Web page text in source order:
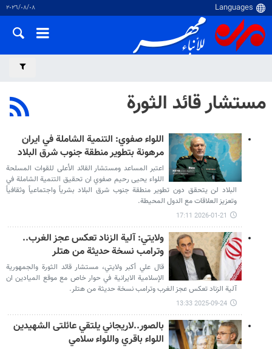
٠٨‏/٠٨‏/٢٠٢٦
مستشار قائد الثورة
اللواء صفوي: التنمية الشاملة في ايران
مرهونة بتطوير منطقة جنوب شرق البلاد
اعتبر المساعد ومستشار القائد الأعلى للقوات المسلحة
اللواء يحيى رحيم صفوي ان تحقيق التنمية الشاملة في
البلاد لن يتحقق دون تطوير منطقة جنوب شرق البلاد بشرياً واجتماعياً وثقافياً
وتعزيز العلاقات مع الدول المحيطة.
2026-01-21 17:11
ولايتي: آلية الزناد تعكس عجز الغرب..
وترامب نسخة حديثة من هتلر
قال علي أكبر ولايتي، مستشار قائد الثورة والجمهورية
الإسلامية الایرانية في حوار خاص مع موقع الميادين ان
آلية الزناد تعكس عجز الغرب وترامب نسخة حديثة من هتلر.
2025-09-24 13:33
بالصور..لاريجاني يلتقي عائلتى الشهيدين
اللواء باقري واللواء سلامي